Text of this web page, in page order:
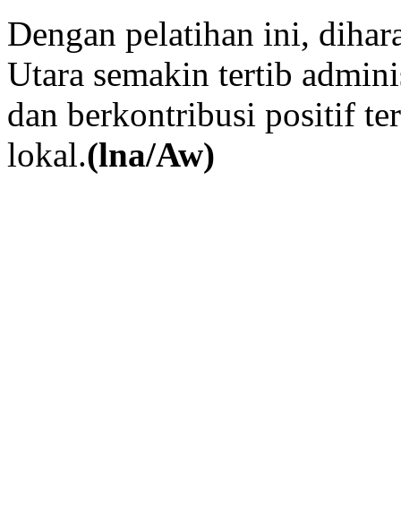
Dengan pelatihan ini,
Utara semakin tertib
dan berkontribusi positif
lokal.(lna/Aw)